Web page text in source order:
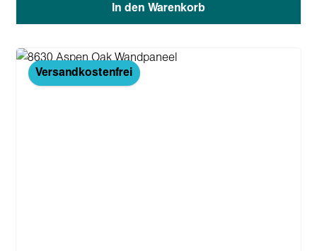
In den Warenkorb
Versandkostenfrei